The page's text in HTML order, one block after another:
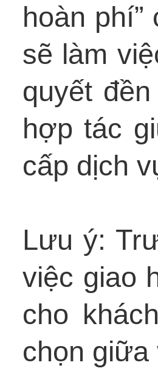
hoàn
sẽ làm
quyết
hợp tác
cấp dịch
Lưu ý:
việc giao
cho
chọn giữa